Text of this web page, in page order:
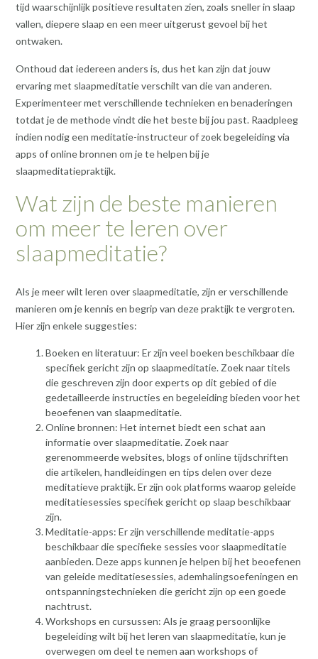
tijd waarschijnlijk positieve resultaten zien, zoals sneller in slaap
vallen, diepere slaap en een meer uitgerust gevoel bij het
ontwaken.
Onthoud dat iedereen anders is, dus het kan zijn dat jouw
ervaring met slaapmeditatie verschilt van die van anderen.
Experimenteer met verschillende technieken en benaderingen
totdat je de methode vindt die het beste bij jou past. Raadpleeg
indien nodig een meditatie-instructeur of zoek begeleiding via
apps of online bronnen om je te helpen bij je
slaapmeditatiepraktijk.
Wat zijn de beste manieren
om meer te leren over
slaapmeditatie?
Als je meer wilt leren over slaapmeditatie, zijn er verschillende
manieren om je kennis en begrip van deze praktijk te vergroten.
Hier zijn enkele suggesties:
Boeken en literatuur: Er zijn veel boeken beschikbaar die
specifiek gericht zijn op slaapmeditatie. Zoek naar titels
die geschreven zijn door experts op dit gebied of die
gedetailleerde instructies en begeleiding bieden voor het
beoefenen van slaapmeditatie.
Online bronnen: Het internet biedt een schat aan
informatie over slaapmeditatie. Zoek naar
gerenommeerde websites, blogs of online tijdschriften
die artikelen, handleidingen en tips delen over deze
meditatieve praktijk. Er zijn ook platforms waarop geleide
meditatiesessies specifiek gericht op slaap beschikbaar
zijn.
Meditatie-apps: Er zijn verschillende meditatie-apps
beschikbaar die specifieke sessies voor slaapmeditatie
aanbieden. Deze apps kunnen je helpen bij het beoefenen
van geleide meditatiesessies, ademhalingsoefeningen en
ontspanningstechnieken die gericht zijn op een goede
nachtrust.
Workshops en cursussen: Als je graag persoonlijke
begeleiding wilt bij het leren van slaapmeditatie, kun je
overwegen om deel te nemen aan workshops of